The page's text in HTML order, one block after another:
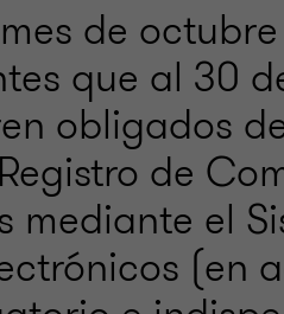
de
que al 30
obligados
de
mediante el
(en